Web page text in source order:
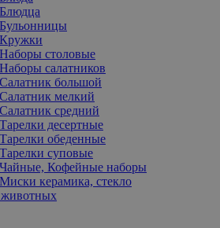
Блюдца
Бульонницы
Кружки
Наборы столовые
Наборы салатников
Салатник большой
Салатник мелкий
Салатник средний
Тарелки десертные
Тарелки обеденные
Тарелки суповые
Чайные, Кофейные наборы
Миски керамика, стекло